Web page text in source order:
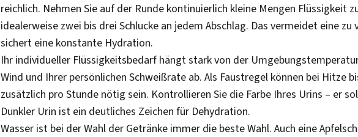
reichlich. Nehmen Sie auf der Runde kontinuierlich kleine Mengen Flüssigkeit
idealerweise zwei bis drei Schlucke an jedem Abschlag. Das vermeidet eine zu
sichert eine konstante Hydration.
Ihr individueller Flüssigkeitsbedarf hängt stark von der
Wind und Ihrer persönlichen Schweißrate ab. Als Faustregel können bei Hitze
zusätzlich pro Stunde nötig sein. Kontrollieren Sie die Farbe Ihres Urins – er
Dunkler Urin ist ein deutliches Zeichen für Dehydration.
Wasser ist bei der Wahl der Getränke immer die beste Wahl. Auch eine